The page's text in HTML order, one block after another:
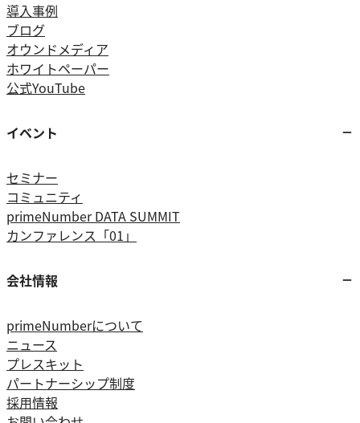
導入事例
ブログ
オウンドメディア
ホワイトペーパー
公式YouTube
イベント
セミナー
コミュニティ
primeNumber DATA SUMMIT
カンファレンス「01」
会社情報
primeNumberについて
ニュース
プレスキット
パートナーシップ制度
採用情報